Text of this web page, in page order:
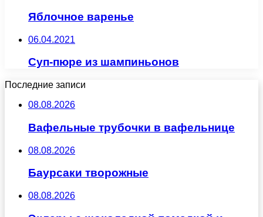
Яблочное варенье
06.04.2021
Суп-пюре из шампиньонов
Последние записи
08.08.2026
Вафельные трубочки в вафельнице
08.08.2026
Баурсаки творожные
08.08.2026